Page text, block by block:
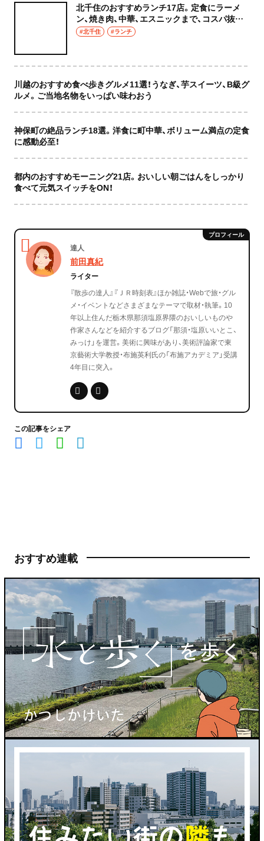
北千住のおすすめランチ17店。定食にラーメ
ン、焼き肉、中華、エスニックまで、コスパ抜群
な店もおしゃれな店も網羅してご紹介！
#北千住 #ランチ
川越のおすすめ食べ歩きグルメ11選！うなぎ、芋スイーツ、B級グ
ルメ。ご当地名物をいっぱい味わおう
神保町の絶品ランチ18選。洋食に町中華、ボリューム満点の定食
に感動必至！
都内のおすすめモーニング21店。おいしい朝ごはんをしっかり
食べて元気スイッチをON！
達人
前田真紀
ライター
『散歩の達人』『ＪＲ時刻表』ほか雑誌・Webで旅・グル
メ・イベントなどさまざまなテーマで取材・執筆。10
年以上住んだ栃木県那須塩原界隈のおいしいものや
作家さんなどを紹介するブログ「那須・塩原いいとこ、
みっけ」を運営。美術に興味があり、美術評論家で東
京藝術大学教授・布施英利氏の「布施アカデミア」受講
4年目に突入。
この記事をシェア
おすすめ連載